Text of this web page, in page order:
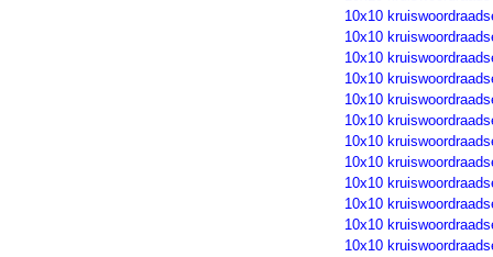
10x10
10x10
10x10
10x10
10x10
10x10
10x10
10x10
10x10
10x10
10x10
10x10